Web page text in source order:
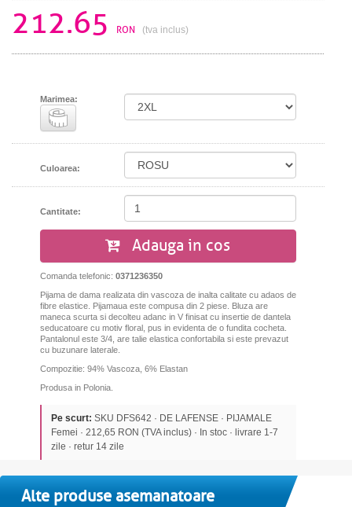
212.65 RON (tva inclus)
Marimea:
Culoarea:
Cantitate:
Adauga in cos
Comanda telefonic: 0371236350
Pijama de dama realizata din vascoza de inalta calitate cu adaos de
fibre elastice. Pijamaua este compusa din 2 piese. Bluza are
maneca scurta si decolteu adanc in V finisat cu insertie de dantela
seducatoare cu motiv floral, pus in evidenta de o fundita cocheta.
Pantalonul este 3/4, are talie elastica confortabila si este prevazut
cu buzunare laterale.
Compozitie: 94% Vascoza, 6% Elastan
Produsa in Polonia.
Pe scurt: SKU DFS642 · DE LAFENSE · PIJAMALE
Femei · 212,65 RON (TVA inclus) · In stoc · livrare 1-7
zile · retur 14 zile
Alte produse asemanatoare